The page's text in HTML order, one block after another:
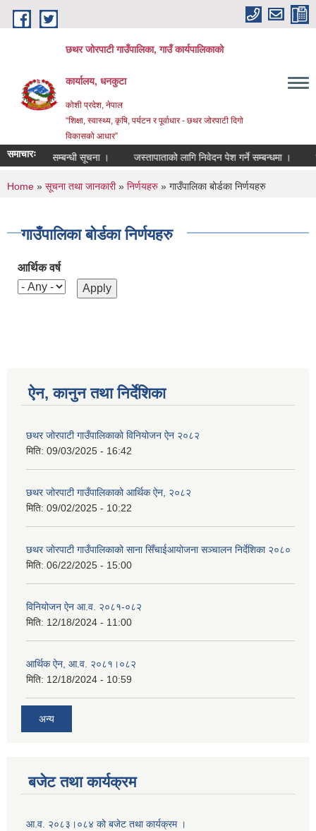
Skip to main content
छथर जोरपाटी गाउँपालिका, गाउँ कार्यपालिकाको
कार्यालय, धनकुटा
कोशी प्रदेश, नेपाल
“शिक्षा, स्वास्थ्य, कृषि, पर्यटन र पूर्वाधार - छथर जोरपाटी दिगो
विकासको आधार”
समाचारःIII सम्बन्धी सूचना । जस्तापाताको लागि निवेदन पेश गर्ने सम्बन्धमा ।
You are here
Home » सूचना तथा जानकारी» निर्णयहरु » गाउँपालिका बोर्डका निर्णयहरु
गाउँपालिका बोर्डका निर्णयहरु
आर्थिक वर्ष
ऐन, कानुन तथा निर्देशिका
छथर जोरपाटी गाउँपालिकाको विनियोजन ऐन २०८२
मिति: 09/03/2025 - 16:42
छथर जोरपाटी गाउँपालिकाको आर्थिक ऐन, २०८२
मिति: 09/02/2025 - 10:22
छथर जोरपाटी गाउँपालिकाको साना सिँचाईआयोजना सञ्चालन निर्देशिका २०८०
मिति: 06/22/2025 - 15:00
विनियोजन ऐन आ.व. २०८१-०८२
मिति: 12/18/2024 - 11:00
आर्थिक ऐन, आ.व. २०८१।०८२
मिति: 12/18/2024 - 10:59
अन्य
बजेट तथा कार्यक्रम
आ.व. २०८३।०८४ को बजेट तथा कार्यक्रम ।